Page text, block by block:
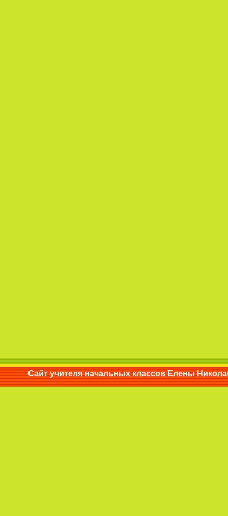
Сайт учителя начальных классов Елены